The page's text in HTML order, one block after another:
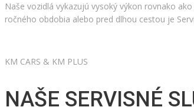
Naše vozidlá vykazujú vysoký výkon rovnako
ročného obdobia alebo pred dlhou cestou je
KM CARS & KM PLUS
NAŠE SERVISNÉ